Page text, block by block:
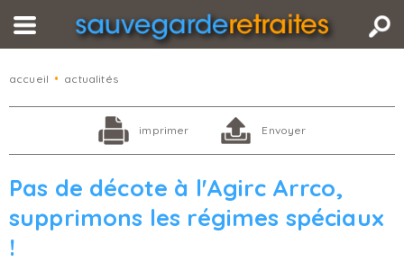
accueil • actualités
imprimer Envoyer
Pas de décote à l'Agirc Arrco,
supprimons les régimes spéciaux
!